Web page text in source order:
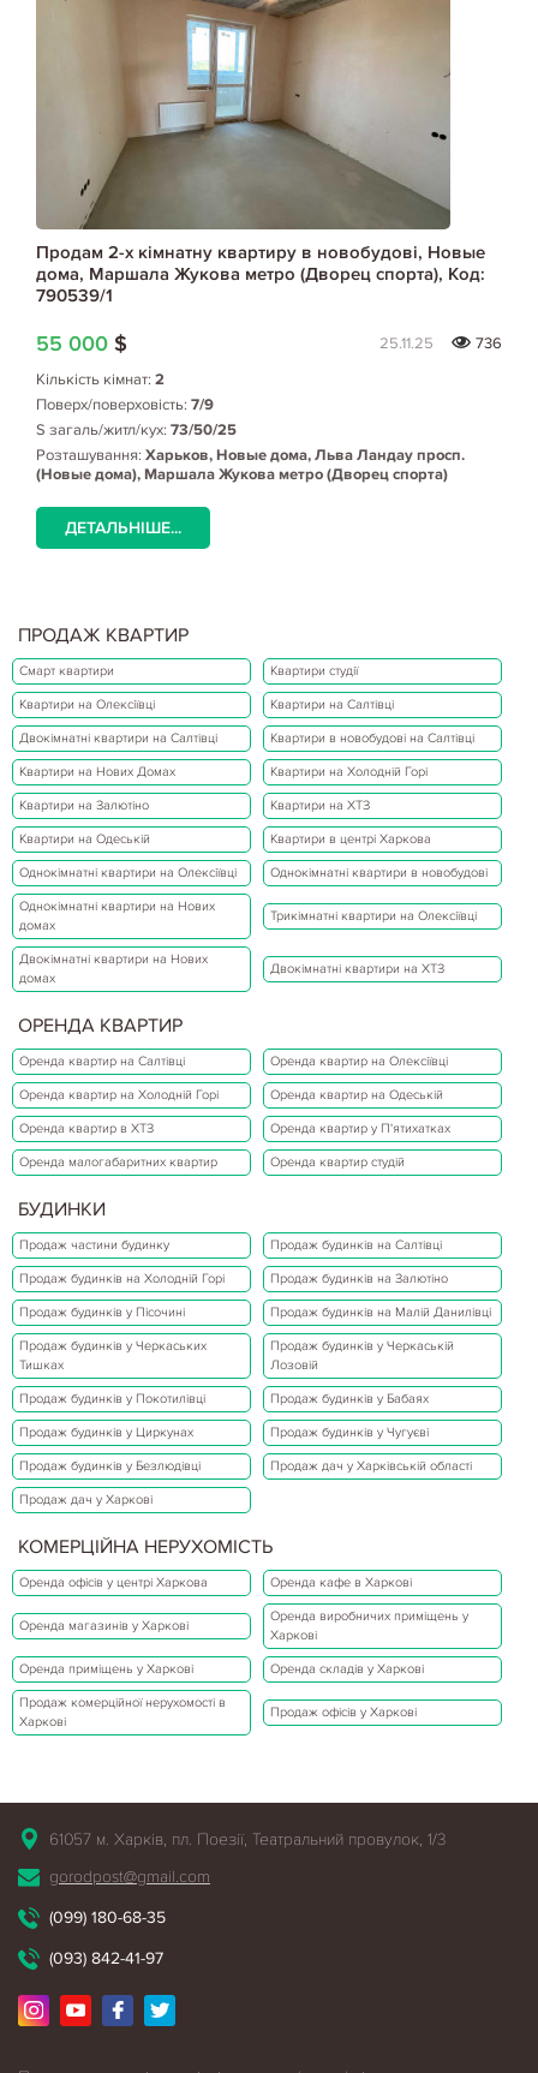
Продам 2-х кімнатну квартиру в новобудові, Новые
дома, Маршала Жукова метро (Дворец спорта), Код:
790539/1
55 000 $ 25.11.25
736
Кількість кімнат: 2
Поверх/поверховість: 7/9
S загаль/житл/кух: 73/50/25
Розташування: Харьков, Новые дома, Льва Ландау просп.
(Новые дома), Маршала Жукова метро (Дворец спорта)
ДЕТАЛЬНІШЕ...
ПРОДАЖ КВАРТИР
Смарт квартири Квартири студії
Квартири на Олексіївці Квартири на Салтівці
Двокімнатні квартири на Салтівці Квартири в новобудові на Салтівці
Квартири на Нових Домах Квартири на Холодній Горі
Квартири на Залютіно Квартири на ХТЗ
Квартири на Одеській Квартири в центрі Харкова
Однокімнатні квартири на Олексіївці Однокімнатні квартири в новобудові
Однокімнатні квартири на Нових
домах
Трикімнатні квартири на Олексіївці
Двокімнатні квартири на Нових
домах
Двокімнатні квартири на ХТЗ
ОРЕНДА КВАРТИР
Оренда квартир на Салтівці Оренда квартир на Олексіївці
Оренда квартир на Холодній Горі Оренда квартир на Одеській
Оренда квартир в ХТЗ Оренда квартир у П'ятихатках
Оренда малогабаритних квартир Оренда квартир студій
БУДИНКИ
Продаж частини будинку Продаж будинків на Салтівці
Продаж будинків на Холодній Горі Продаж будинків на Залютіно
Продаж будинків у Пісочині Продаж будинків на Малій Данилівці
Продаж будинків у Черкаських
Тишках
Продаж будинків у Черкаській
Лозовій
Продаж будинків у Покотилівці Продаж будинків у Бабаях
Продаж будинків у Циркунах Продаж будинків у Чугуєві
Продаж будинків у Безлюдівці Продаж дач у Харківській області
Продаж дач у Харкові
КОМЕРЦІЙНА НЕРУХОМІСТЬ
Оренда офісів у центрі Харкова Оренда кафе в Харкові
Оренда магазинів у Харкові
Оренда виробничих приміщень у
Харкові
Оренда приміщень у Харкові Оренда складів у Харкові
Продаж комерційної нерухомості в
Харкові
Продаж офісів у Харкові
61057 м. Харків, пл. Поезії, Театральний провулок, 1/3
gorodpost@gmail.com
(099) 180-68-35
(093) 842-41-97